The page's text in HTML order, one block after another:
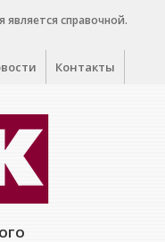
справочной.
Контакты